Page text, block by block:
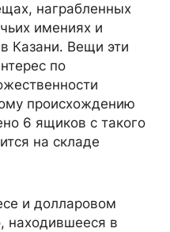
награбленных
имениях и
Казани. Вещи эти
по
происхождению
6 ящиков с такого
на складе
и долларовом
находившееся в